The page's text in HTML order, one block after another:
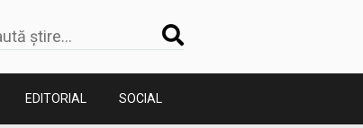
EDITORIAL SOCIAL